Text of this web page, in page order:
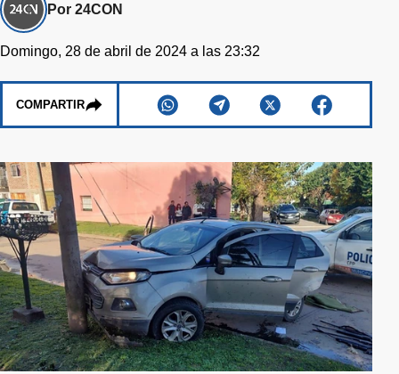
Por 24CON
Domingo, 28 de abril de 2024 a las 23:32
COMPARTIR